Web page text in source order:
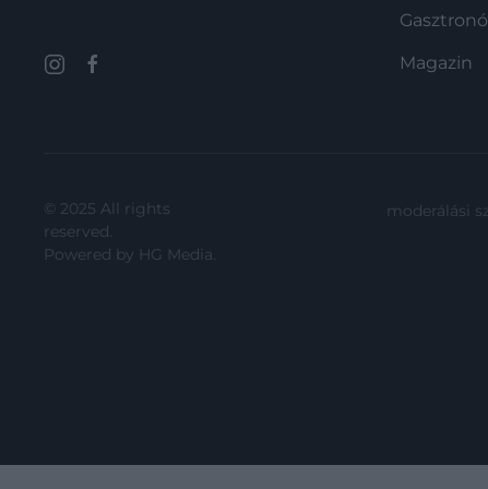
Magazin
© 2025 All rights
reserved.
Powered by HG Media.
moderálási